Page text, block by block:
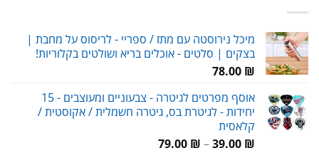
מיכל נירוסטה עם מתז / ספריי - לריסוס על מחבת |
בצקים | סלטים - אוכלים בריא ושולטים בקלוריות!
78.00 ₪
אוסף מפרטים לגיטרה - צבעוניים ומעוצבים - 15
יחידות - לגיטרת בס, גיטרה חשמלית / אקוסטית /
קלאסית
39.00 ₪
–
79.00 ₪
טווח